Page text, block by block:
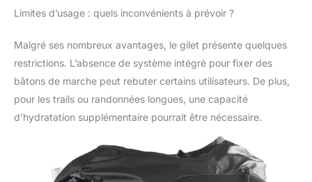
Limites d’usage : quels inconvénients à prévoir ?
Malgré ses nombreux avantages, le gilet présente quelques
restrictions. L’absence de système intégré pour fixer des
bâtons de marche peut rebuter certains utilisateurs. De plus,
pour les trails ou randonnées longues, une capacité
d’hydratation supplémentaire pourrait être nécessaire.